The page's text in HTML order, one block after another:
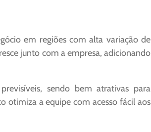
em regiões com alta variação de
junto com a empresa, adicionando
sendo bem atrativas para
otimiza a equipe com acesso fácil aos